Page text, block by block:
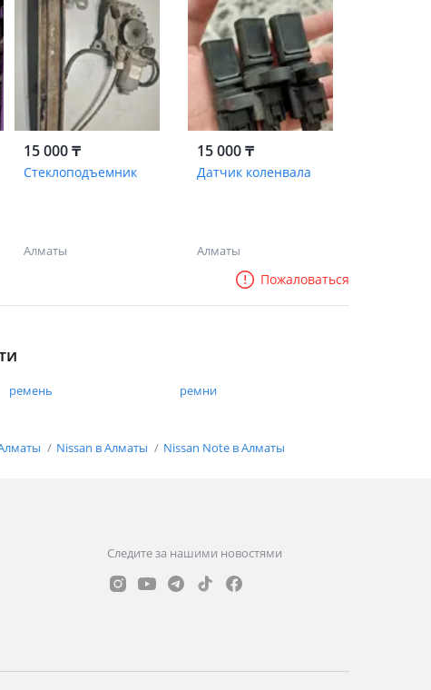
15 000 ₸
Стеклоподъемник
Алматы
15 000 ₸
Датчик коленвала
Алматы
Пожаловаться
ремень
ремни
Nissan в Алматы Nissan Note в Алматы
Следите за нашими новостями